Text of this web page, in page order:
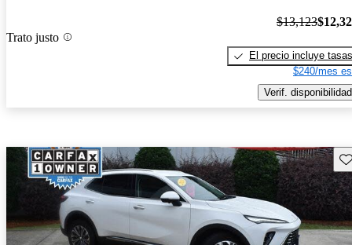
Trato justo
$13,123
El precio incluye tasas
$240/mes
Verif. disponibilidad